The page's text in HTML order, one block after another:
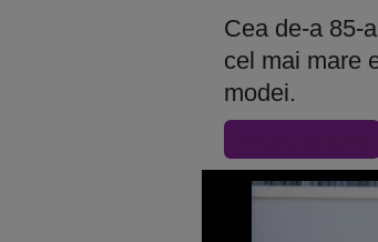
Cea de-a 85-
cel mai mare
modei.